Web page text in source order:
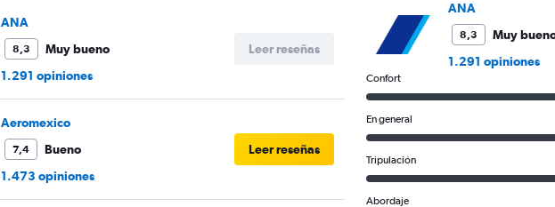
ANA
8,3
Muy bueno
1.291 opiniones
Leer reseñas
Aeromexico
7,4
Bueno
1.473 opiniones
Leer reseñas
ANA
8,3
Muy
1.291 opiniones
Confort
En general
Tripulación
Abordaje